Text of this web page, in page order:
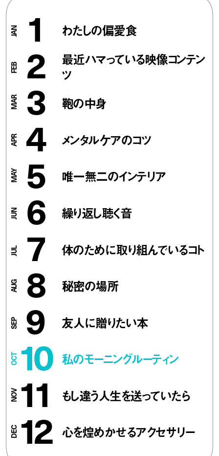
1 わたしの偏愛食
2
最近ハマっている映像コンテン
ツ
3 鞄の中身
4 メンタルケアのコツ
5 唯一無二のインテリア
6 繰り返し聴く音
7 体のために取り組んでいるコト
8 秘密の場所
9 友人に贈りたい本
10 私のモーニングルーティン
11 もし違う人生を送っていたら
12 心を煌めかせるアクセサリー